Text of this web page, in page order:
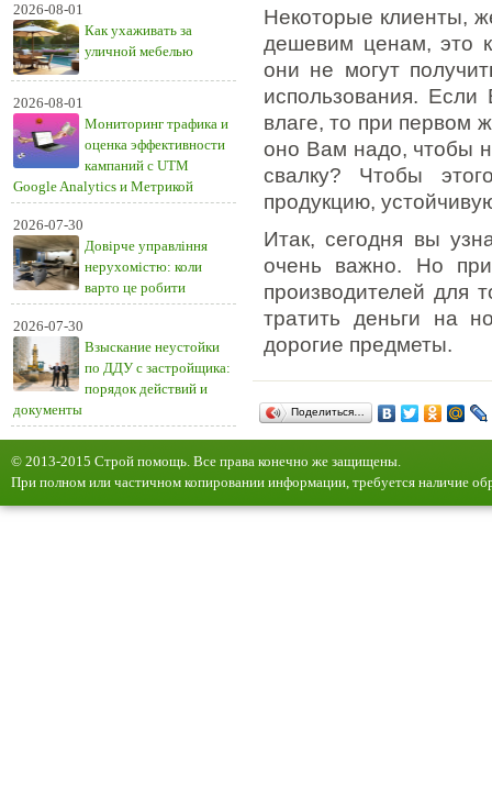
2026-08-01
Как ухаживать за
уличной мебелью
2026-08-01
Мониторинг трафика и
оценка эффективности
кампаний с UTM
Google Analytics и Метрикой
2026-07-30
Довірче управління
нерухомістю: коли
варто це робити
2026-07-30
Взыскание неустойки
по ДДУ с застройщика:
порядок действий и
документы
Некоторые клиенты,
дешевим ценам, это
они не могут
использования.
влаге, то при первом
оно Вам надо, чтобы
свалку? Чтобы
продукцию,
Итак, сегодня вы
очень важно. Но
производителей для
тратить деньги на
дорогие предметы.
Поделиться…
© 2013-2015 Строй помощь. Все права конечно же защищены.
При полном или частичном копировании информации, требуется наличие